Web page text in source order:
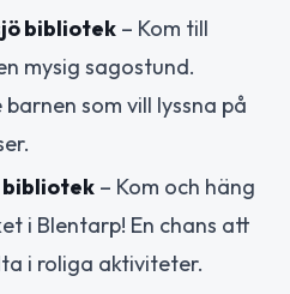
bibliotek – Kom till
mysig sagostund.
som vill lyssna på
bibliotek – Kom och häng
i Blentarp! En chans att
i roliga aktiviteter.